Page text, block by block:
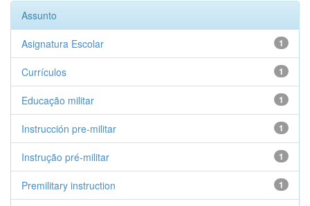
Assunto
1
Asignatura Escolar
1
Currículos
1
Educação militar
1
Instrucción pre-militar
1
Instrução pré-militar
1
Premilitary instruction